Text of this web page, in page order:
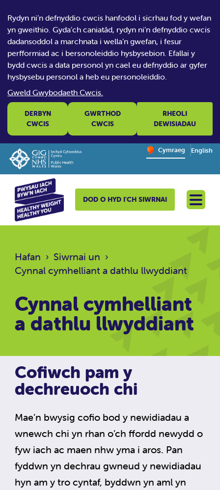
Rydyn ni’n defnyddio cwcis hanfodol i sicrhau fod y wefan
yn gweithio. Gyda’ch caniatâd, rydyn ni’n defnyddio cwcis
dadansoddol a marchnata i wella’n gwefan, i fesur
perfformiad ac i bersonoleiddio hysbysebion. Efallai y
bydd cwcis a data personol yn cael eu defnyddio ar gyfer
hysbysebu personol a heb eu personoleiddio.
Gweld Gwybodaeth Cwcis.
DERBYN
CWCIS
GWRTHOD
CWCIS
RHEOLI
DEWISIADAU
Change website
Cymraeg English
– Newid
DOD O HYD I'CH SIWRNAI
Hafan › Siwrnai un ›
Cynnal cymhelliant a dathlu llwyddiant
Cynnal cymhelliant
a dathlu llwyddiant
Cofiwch pam y
dechreuoch chi
Mae’n bwysig cofio bod y newidiadau a
wnewch chi yn rhan o’ch ffordd newydd o
fyw iach ac maen nhw yma i aros. Pan
fyddwn yn dechrau gwneud y newidiadau
hyn am y tro cyntaf, byddwn yn aml yn